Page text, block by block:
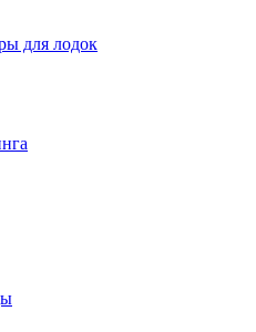
для лодок